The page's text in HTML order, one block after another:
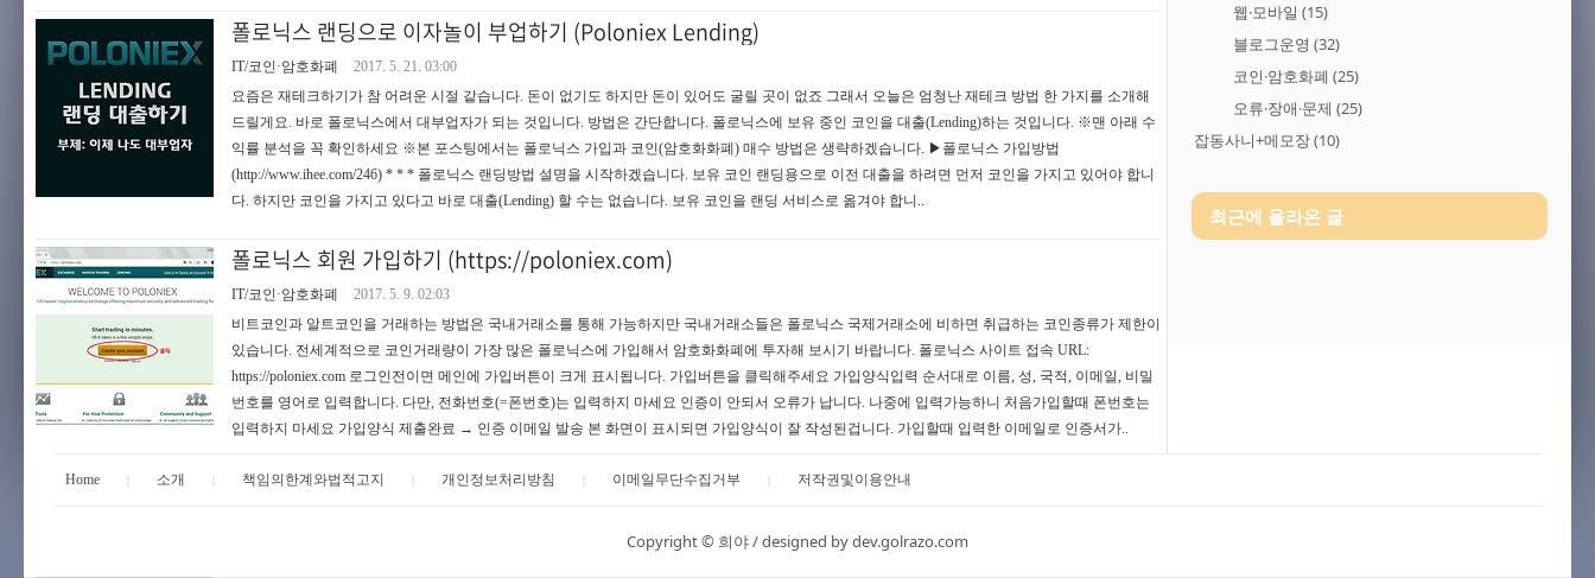
폴로닉스 랜딩으로 이자놀이 부업하기 (Poloniex Lending)
IT/코인·암호화폐
2017. 5. 21. 03:00
요즘은 재테크하기가 참 어려운 시절 같습니다. 돈이 없기도 하지만 돈이 있어도 굴릴 곳이 없죠 그래서 오늘은 엄청난 재테크 방법 한 가지를 소개해
드릴게요. 바로 폴로닉스에서 대부업자가 되는 것입니다. 방법은 간단합니다. 폴로닉스에 보유 중인 코인을 대출(Lending)하는 것입니다. ※맨 아래 수
익률 분석을 꼭 확인하세요 ※본 포스팅에서는 폴로닉스 가입과 코인(암호화화폐) 매수 방법은 생략하겠습니다. ▶폴로닉스 가입방법
(http://www.ihee.com/246) * * * 폴로닉스 랜딩방법 설명을 시작하겠습니다. 보유 코인 랜딩용으로 이전 대출을 하려면 먼저 코인을 가지고 있어야 합니
다. 하지만 코인을 가지고 있다고 바로 대출(Lending) 할 수는 없습니다. 보유 코인을 랜딩 서비스로 옮겨야 합니..
폴로닉스 회원 가입하기 (https://poloniex.com)
IT/코인·암호화폐
2017. 5. 9. 02:03
비트코인과 알트코인을 거래하는 방법은 국내거래소를 통해 가능하지만 국내거래소들은 폴로닉스 국제거래소에 비하면 취급하는 코인종류가 제한이
있습니다. 전세계적으로 코인거래량이 가장 많은 폴로닉스에 가입해서 암호화화폐에 투자해 보시기 바랍니다. 폴로닉스 사이트 접속 URL:
https://poloniex.com 로그인전이면 메인에 가입버튼이 크게 표시됩니다. 가입버튼을 클릭해주세요 가입양식입력 순서대로 이름, 성, 국적, 이메일, 비밀
번호를 영어로 입력합니다. 다만, 전화번호(=폰번호)는 입력하지 마세요 인증이 안되서 오류가 납니다. 나중에 입력가능하니 처음가입할때 폰번호는
입력하지 마세요 가입양식 제출완료 → 인증 이메일 발송 본 화면이 표시되면 가입양식이 잘 작성된겁니다. 가입할때 입력한 이메일로 인증서가..
웹·모바일 (15)
블로그운영 (32)
코인·암호화폐 (25)
오류·장애·문제 (25)
잡동사니+메모장(10)
최근에 올라온 글
Home 소개 책임의한계와법적고지 개인정보처리방침 이메일무단수집거부 저작권및이용안내
Copyright © 희야/designed by dev.golrazo.com